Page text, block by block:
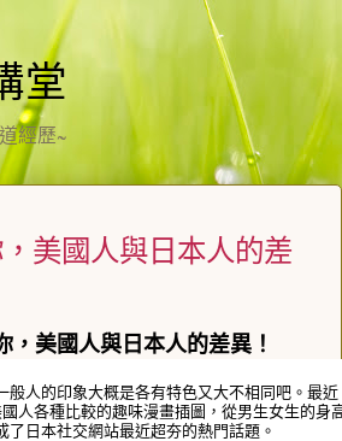
堂
經歷~
美國人與日本人的差
，美國人與日本人的差異！
般人的印象大概是各有特色又大不相同吧。最近
人各種比較的趣味漫畫插圖，從男生女生的身
了日本社交網站最近超夯的熱門話題。